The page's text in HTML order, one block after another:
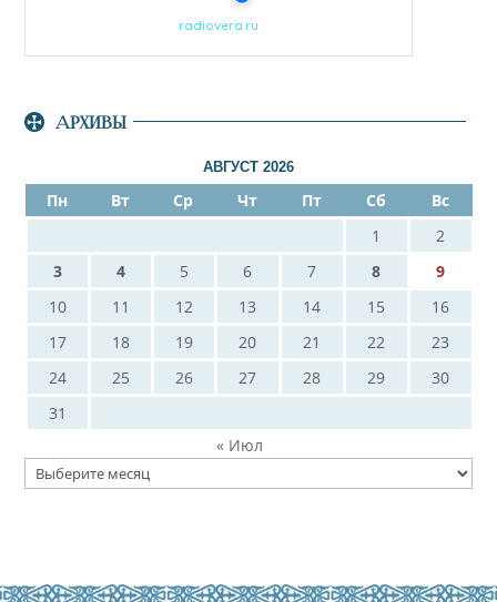
АРХИВЫ
АВГУСТ 2026
Пн Вт Ср Чт Пт Сб
Вс
1
2
3
4 5 6 7 8
9
10
11 12 13 14 15
16
17
18 19 20 21 22
23
24
25 26 27 28 29
30
31
« Июл
Архивы